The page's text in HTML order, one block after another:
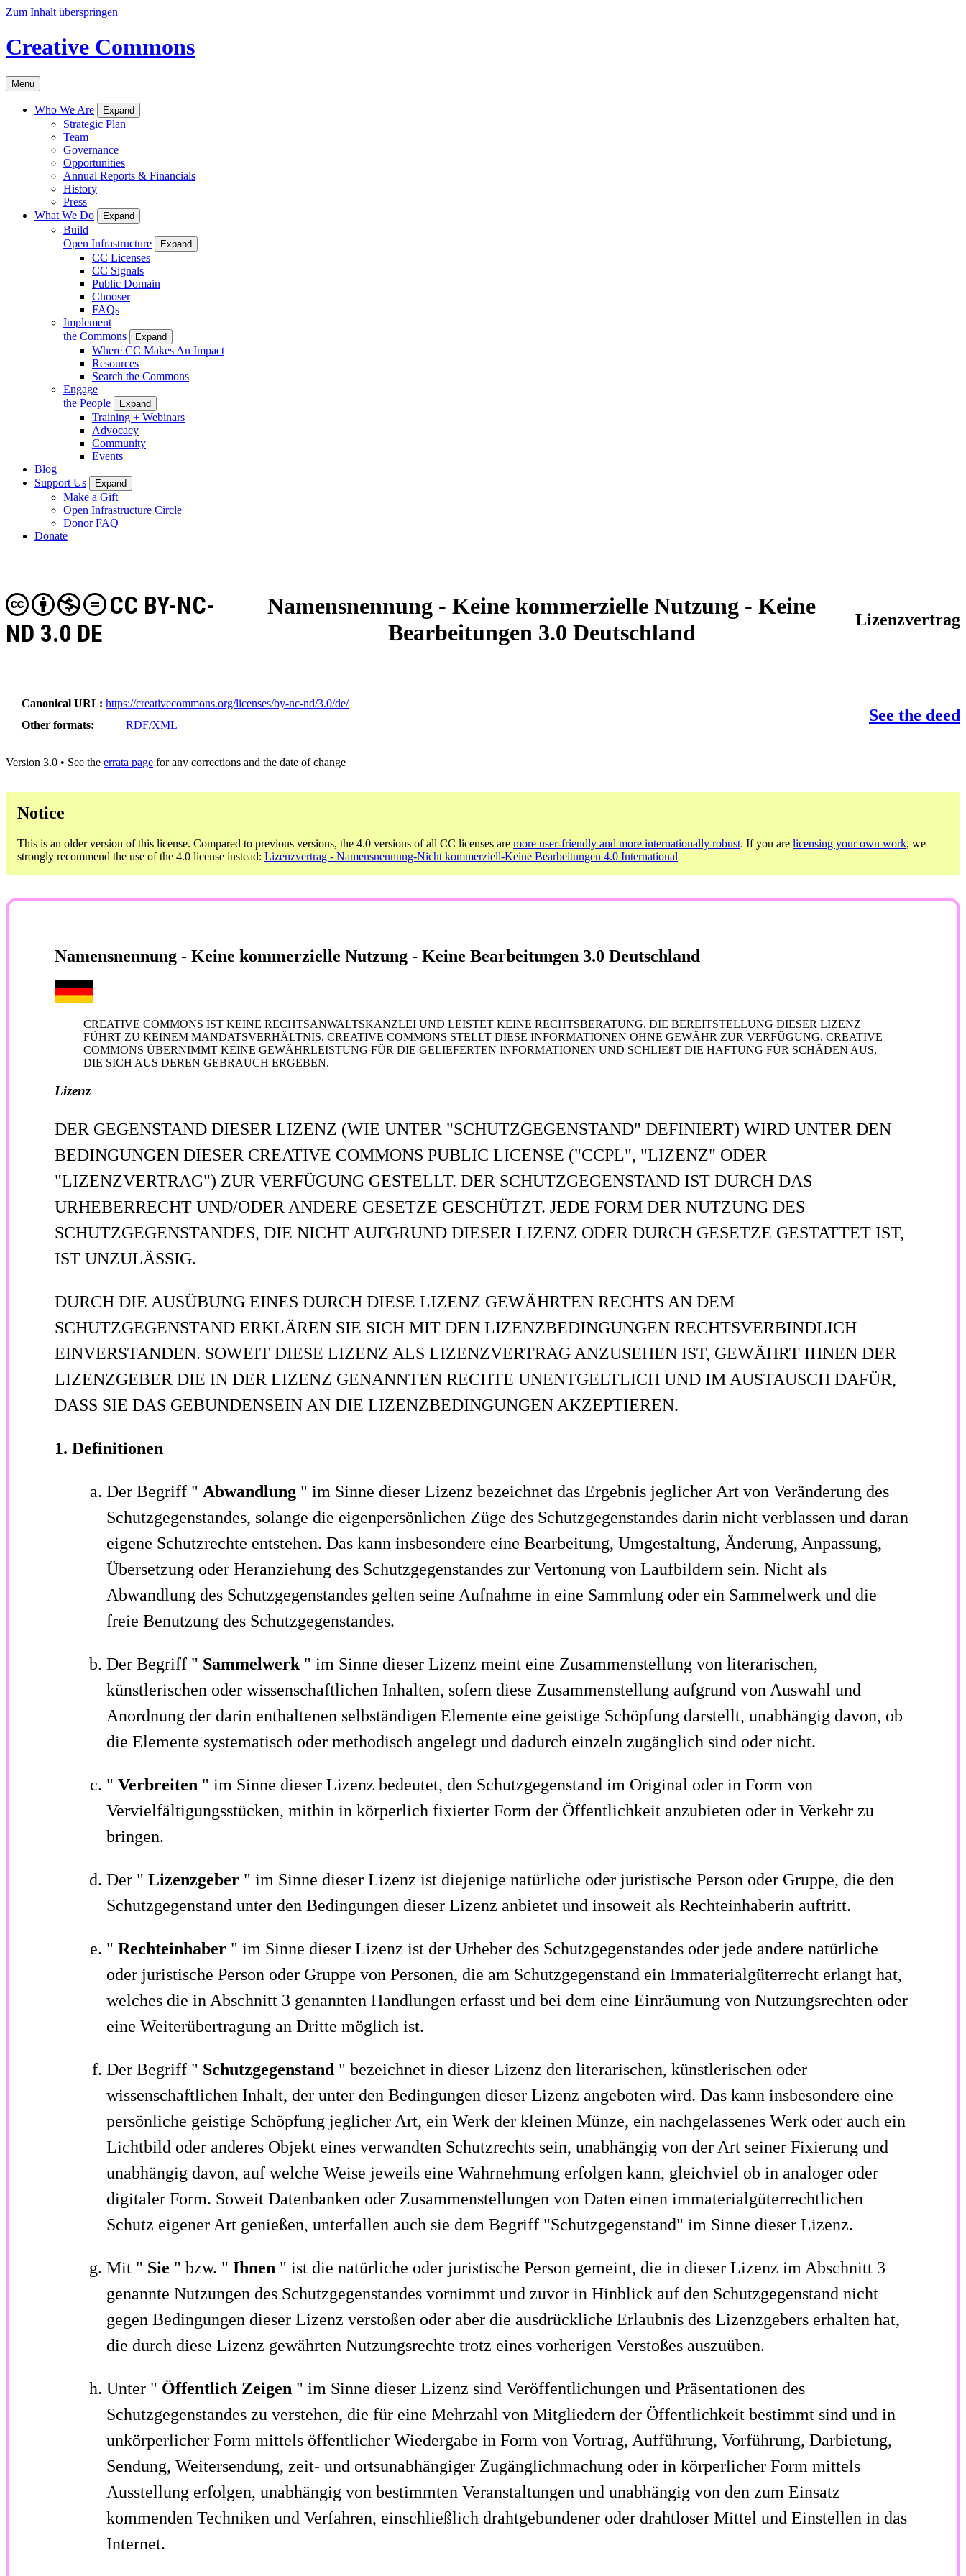
Zum Inhalt überspringen
Creative Commons
Menu
Who We Are Expand
Strategic Plan
Team
Governance
Opportunities
Annual Reports & Financials
History
Press
What We Do
Expand
Build
Open Infrastructure
Expand
CC Licenses
CC Signals
Public Domain
Chooser
FAQs
Implement
the Commons
Expand
Where CC Makes An Impact
Resources
Search the Commons
Engage
the People
Expand
Training + Webinars
Advocacy
Community
Events
Blog
Support Us
Expand
Make a Gift
Open Infrastructure Circle
Donor FAQ
Donate
Namensnennung - Keine kommerzielle Nutzung - Keine
Bearbeitungen 3.0 Deutschland
CC BY-NC-
ND 3.0 DE
Lizenzvertrag
Canonical URL
https://creativecommons.org/licenses/by-nc-nd/3.0/de/
Other formats
RDF/XML
See the deed
Version 3.0 • See the errata page for any corrections and the date of change
Notice
This is an older version of this license. Compared to previous versions, the 4.0 versions of all CC licenses are more user-friendly and more internationally robust. If you are licensing your own work, we
strongly recommend the use of the 4.0 license instead: Lizenzvertrag - Namensnennung-Nicht kommerziell-Keine Bearbeitungen 4.0 International
Namensnennung - Keine kommerzielle Nutzung - Keine Bearbeitungen 3.0 Deutschland
CREATIVE COMMONS IST KEINE RECHTSANWALTSKANZLEI UND LEISTET KEINE RECHTSBERATUNG. DIE BEREITSTELLUNG DIESER LIZENZ
FÜHRT ZU KEINEM MANDATSVERHÄLTNIS. CREATIVE COMMONS STELLT DIESE INFORMATIONEN OHNE GEWÄHR ZUR VERFÜGUNG. CREATIVE
COMMONS ÜBERNIMMT KEINE GEWÄHRLEISTUNG FÜR DIE GELIEFERTEN INFORMATIONEN UND SCHLIEßT DIE HAFTUNG FÜR SCHÄDEN AUS,
DIE SICH AUS DEREN GEBRAUCH ERGEBEN.
Lizenz
DER GEGENSTAND DIESER LIZENZ (WIE UNTER "SCHUTZGEGENSTAND" DEFINIERT) WIRD UNTER DEN
BEDINGUNGEN DIESER CREATIVE COMMONS PUBLIC LICENSE ("CCPL", "LIZENZ" ODER
"LIZENZVERTRAG") ZUR VERFÜGUNG GESTELLT. DER SCHUTZGEGENSTAND IST DURCH DAS
URHEBERRECHT UND/ODER ANDERE GESETZE GESCHÜTZT. JEDE FORM DER NUTZUNG DES
SCHUTZGEGENSTANDES, DIE NICHT AUFGRUND DIESER LIZENZ ODER DURCH GESETZE GESTATTET IST,
IST UNZULÄSSIG.
DURCH DIE AUSÜBUNG EINES DURCH DIESE LIZENZ GEWÄHRTEN RECHTS AN DEM
SCHUTZGEGENSTAND ERKLÄREN SIE SICH MIT DEN LIZENZBEDINGUNGEN RECHTSVERBINDLICH
EINVERSTANDEN. SOWEIT DIESE LIZENZ ALS LIZENZVERTRAG ANZUSEHEN IST, GEWÄHRT IHNEN DER
LIZENZGEBER DIE IN DER LIZENZ GENANNTEN RECHTE UNENTGELTLICH UND IM AUSTAUSCH DAFÜR,
DASS SIE DAS GEBUNDENSEIN AN DIE LIZENZBEDINGUNGEN AKZEPTIEREN.
1. Definitionen
Der Begriff " Abwandlung " im Sinne dieser Lizenz bezeichnet das Ergebnis jeglicher Art von Veränderung des
Schutzgegenstandes, solange die eigenpersönlichen Züge des Schutzgegenstandes darin nicht verblassen und daran
eigene Schutzrechte entstehen. Das kann insbesondere eine Bearbeitung, Umgestaltung, Änderung, Anpassung,
Übersetzung oder Heranziehung des Schutzgegenstandes zur Vertonung von Laufbildern sein. Nicht als
Abwandlung des Schutzgegenstandes gelten seine Aufnahme in eine Sammlung oder ein Sammelwerk und die
freie Benutzung des Schutzgegenstandes.
Der Begriff " Sammelwerk " im Sinne dieser Lizenz meint eine Zusammenstellung von literarischen,
künstlerischen oder wissenschaftlichen Inhalten, sofern diese Zusammenstellung aufgrund von Auswahl und
Anordnung der darin enthaltenen selbständigen Elemente eine geistige Schöpfung darstellt, unabhängig davon, ob
die Elemente systematisch oder methodisch angelegt und dadurch einzeln zugänglich sind oder nicht.
" Verbreiten " im Sinne dieser Lizenz bedeutet, den Schutzgegenstand im Original oder in Form von
Vervielfältigungsstücken, mithin in körperlich fixierter Form der Öffentlichkeit anzubieten oder in Verkehr zu
bringen.
Der " Lizenzgeber " im Sinne dieser Lizenz ist diejenige natürliche oder juristische Person oder Gruppe, die den
Schutzgegenstand unter den Bedingungen dieser Lizenz anbietet und insoweit als Rechteinhaberin auftritt.
" Rechteinhaber " im Sinne dieser Lizenz ist der Urheber des Schutzgegenstandes oder jede andere natürliche
oder juristische Person oder Gruppe von Personen, die am Schutzgegenstand ein Immaterialgüterrecht erlangt hat,
welches die in Abschnitt 3 genannten Handlungen erfasst und bei dem eine Einräumung von Nutzungsrechten oder
eine Weiterübertragung an Dritte möglich ist.
Der Begriff " Schutzgegenstand " bezeichnet in dieser Lizenz den literarischen, künstlerischen oder
wissenschaftlichen Inhalt, der unter den Bedingungen dieser Lizenz angeboten wird. Das kann insbesondere eine
persönliche geistige Schöpfung jeglicher Art, ein Werk der kleinen Münze, ein nachgelassenes Werk oder auch ein
Lichtbild oder anderes Objekt eines verwandten Schutzrechts sein, unabhängig von der Art seiner Fixierung und
unabhängig davon, auf welche Weise jeweils eine Wahrnehmung erfolgen kann, gleichviel ob in analoger oder
digitaler Form. Soweit Datenbanken oder Zusammenstellungen von Daten einen immaterialgüterrechtlichen
Schutz eigener Art genießen, unterfallen auch sie dem Begriff "Schutzgegenstand" im Sinne dieser Lizenz.
Mit " Sie " bzw. " Ihnen " ist die natürliche oder juristische Person gemeint, die in dieser Lizenz im Abschnitt 3
genannte Nutzungen des Schutzgegenstandes vornimmt und zuvor in Hinblick auf den Schutzgegenstand nicht
gegen Bedingungen dieser Lizenz verstoßen oder aber die ausdrückliche Erlaubnis des Lizenzgebers erhalten hat,
die durch diese Lizenz gewährten Nutzungsrechte trotz eines vorherigen Verstoßes auszuüben.
Unter " Öffentlich Zeigen " im Sinne dieser Lizenz sind Veröffentlichungen und Präsentationen des
Schutzgegenstandes zu verstehen, die für eine Mehrzahl von Mitgliedern der Öffentlichkeit bestimmt sind und in
unkörperlicher Form mittels öffentlicher Wiedergabe in Form von Vortrag, Aufführung, Vorführung, Darbietung,
Sendung, Weitersendung, zeit- und ortsunabhängiger Zugänglichmachung oder in körperlicher Form mittels
Ausstellung erfolgen, unabhängig von bestimmten Veranstaltungen und unabhängig von den zum Einsatz
kommenden Techniken und Verfahren, einschließlich drahtgebundener oder drahtloser Mittel und Einstellen in das
Internet.